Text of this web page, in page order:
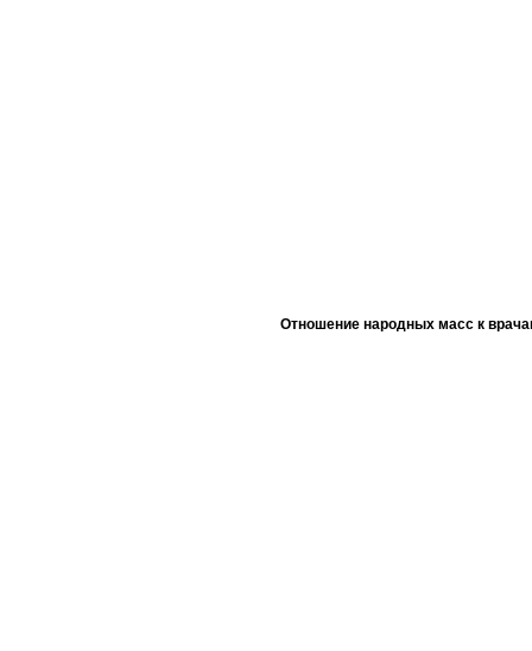
Отношение народных масс к